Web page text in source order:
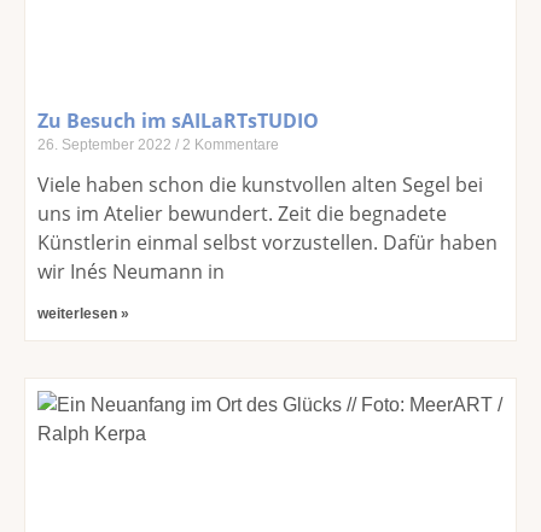
Zu Besuch im sAILaRTsTUDIO
26. September 2022 2 Kommentare
Viele haben schon die kunstvollen alten Segel bei
uns im Atelier bewundert. Zeit die begnadete
Künstlerin einmal selbst vorzustellen. Dafür haben
wir Inés Neumann in
weiterlesen »